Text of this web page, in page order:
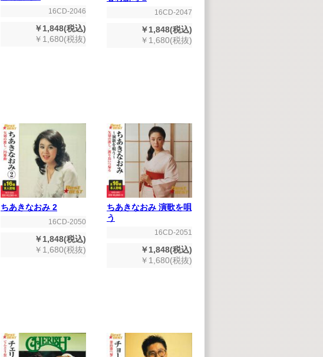
16CD-2046
￥1,848(税込)
￥1,680(税抜)
16CD-2047
￥1,848(税込)
￥1,680(税抜)
ちあきなおみ 2
16CD-2050
￥1,848(税込)
￥1,680(税抜)
ちあきなおみ 演歌を唄
う
16CD-2051
￥1,848(税込)
￥1,680(税抜)